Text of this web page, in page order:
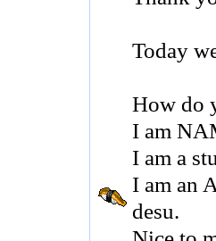
Today
How do
I am
I am a
I am an
desu.